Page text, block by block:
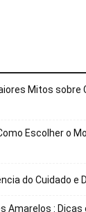
Mitos sobre
Escolher o
do Cuidado e
Amarelos :